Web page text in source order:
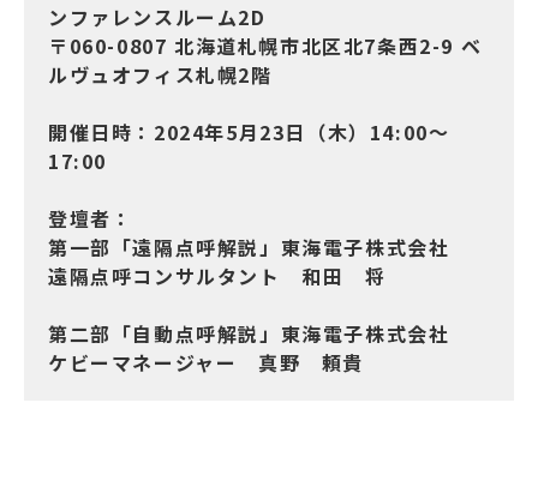
ンファレンスルーム2D
〒060-0807 北海道札幌市北区北7条西2-9 ベ
ルヴュオフィス札幌2階
開催日時：2024年5月23日（木）14:00～
17:00
登壇者：
第一部「遠隔点呼解説」東海電子株式会社
遠隔点呼コンサルタント 和田 将
第二部「自動点呼解説」東海電子株式会社
ケビーマネージャー 真野 頼貴